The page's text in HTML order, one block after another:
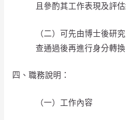
且參酌其工作表現及評
（二）可先由博士後研
查通過後再進行身分轉換
四、職務說明：
（一）工作內容